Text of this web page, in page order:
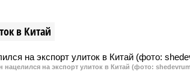
своих кандидатов в депутаты
в Китай
нацелился на экспорт улиток в Китай (фото: